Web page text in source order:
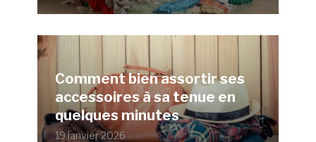
Comment bien assortir ses
accessoires à sa tenue en
quelques minutes
19 janvier 2026